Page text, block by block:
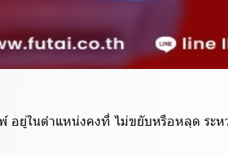
ยู่ในตำแหน่งคงที่ ไม่ขยับหรือหลุด ระห